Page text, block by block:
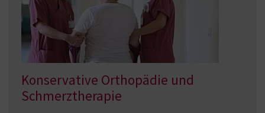
Konservative Orthopädie und
Schmerztherapie